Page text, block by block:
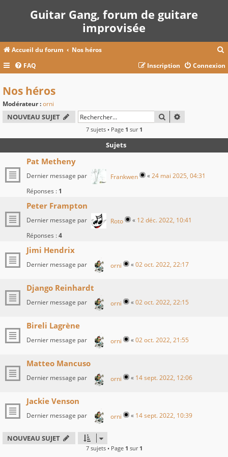
Guitar Gang, forum de guitare
improvisée
Accueil du forum Nos héros
c
e
FAQ Connexion
Inscription
Nos héros
Modérateur :orni
NOUVEAU SUJET RECHERCHER
7 sujets • Page 1 sur 1
Sujets
Pat Metheny
Dernier message par Frankwen «24 mai 2025, 04:31
Réponses : 1
Peter Frampton
Dernier message par Roto « 12 déc. 2022, 10:41
Réponses :4
Jimi Hendrix
Dernier message par orni «02 oct. 2022, 22:17
Django Reinhardt
Dernier message par orni «02 oct. 2022, 22:15
Bireli Lagrène
Dernier message par orni «02 oct. 2022, 21:55
Matteo Mancuso
Dernier message par orni « 14 sept. 2022, 12:06
Jackie Venson
Dernier message par orni « 14 sept. 2022, 10:39
NOUVEAU SUJET
7 sujets • Page 1 sur 1